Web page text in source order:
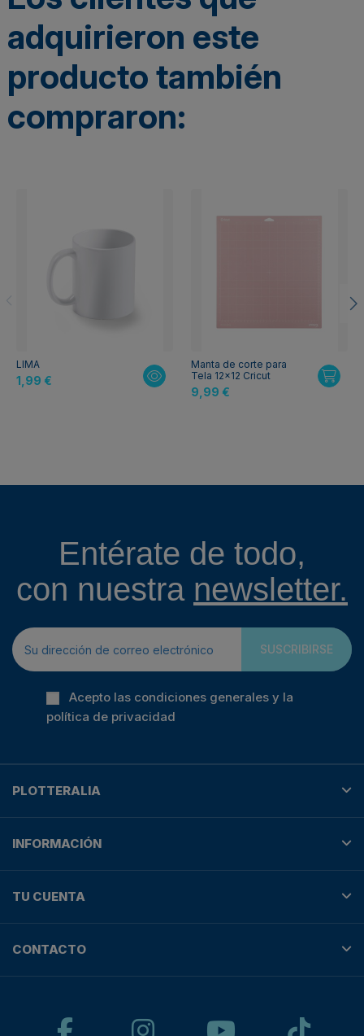
adquirieron este
producto también
compraron:
LIMA
1,99 €
Manta de corte para
Tela 12x12 Cricut
9,99 €
Entérate de todo,
con nuestra newsletter.
SUSCRIBIRSE
Acepto las condiciones generales y la
política de privacidad
PLOTTERALIA
INFORMACIÓN
TU CUENTA
CONTACTO